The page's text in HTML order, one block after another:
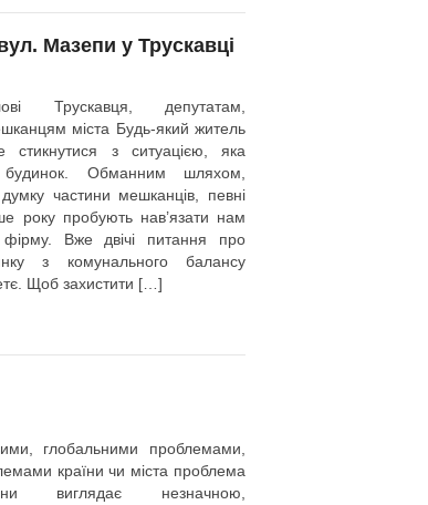
Мазепи у Трускавці
Трускавця, депутатам,
міста Будь-який житель
стикнутися з ситуацією, яка
Обманним шляхом,
частини мешканців, певні
року пробують нав’язати нам
фірму. Вже двічі питання про
з комунального балансу
Щоб захистити […]
глобальними проблемами,
країни чи міста проблема
виглядає незначною,